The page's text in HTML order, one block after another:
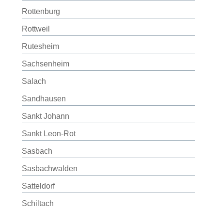
Rottenburg
Rottweil
Rutesheim
Sachsenheim
Salach
Sandhausen
Sankt Johann
Sankt Leon-Rot
Sasbach
Sasbachwalden
Satteldorf
Schiltach